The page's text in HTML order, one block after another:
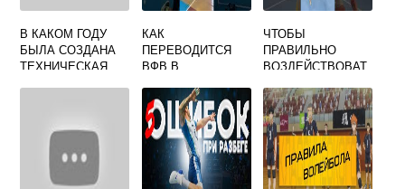
В КАКОМ ГОДУ
БЫЛА СОЗДАНА
ТЕХНИЧЕСКАЯ
КАК
ПЕРЕВОДИТСЯ
ВФВ В
ЧТОБЫ
ПРАВИЛЬНО
ВОЗДЕЙСТВОВАТ
ПЕРЕДАЧЕ СНИЗУ
ПАРТНЕРУ НАДО
В ВОЛЕЙБОЛЕ
ОТВЕТЫ